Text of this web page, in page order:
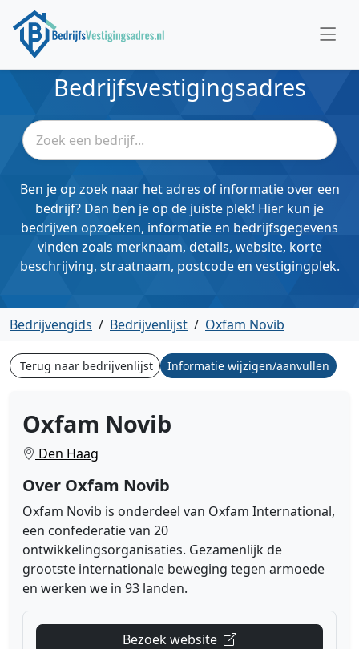
Bedrijfsvestigingsadres
Ben je op zoek naar het adres of informatie over een
bedrijf? Dan ben je op de juiste plek! Hier kun je
bedrijven opzoeken, informatie en bedrijfsgegevens
vinden zoals merknaam, details, website, korte
beschrijving, straatnaam, postcode en vestigingplek.
Bedrijvengids / Bedrijvenlijst / Oxfam Novib
Terug naar bedrijvenlijst Informatie wijzigen/aanvullen
Oxfam Novib
Den Haag
Over Oxfam Novib
Oxfam Novib is onderdeel van Oxfam International,
een confederatie van 20
ontwikkelingsorganisaties. Gezamenlijk de
grootste internationale beweging tegen armoede
en werken we in 93 landen.
Bezoek website